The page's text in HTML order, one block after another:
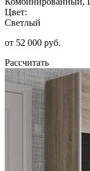
Цвет:
Светлый
от 52 000 руб.
Рассчитать